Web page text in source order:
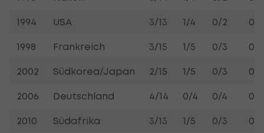
1994 USA 3/13 1/4 0/2 0/3
1998 Frankreich 3/15 1/5 0/3 0/5
2002 Südkorea/Japan 2/15 1/5 0/3 0/5
2006 Deutschland 4/14 0/4 0/4 0/5
2010 Südafrika 3/13 1/5 0/3 0/6